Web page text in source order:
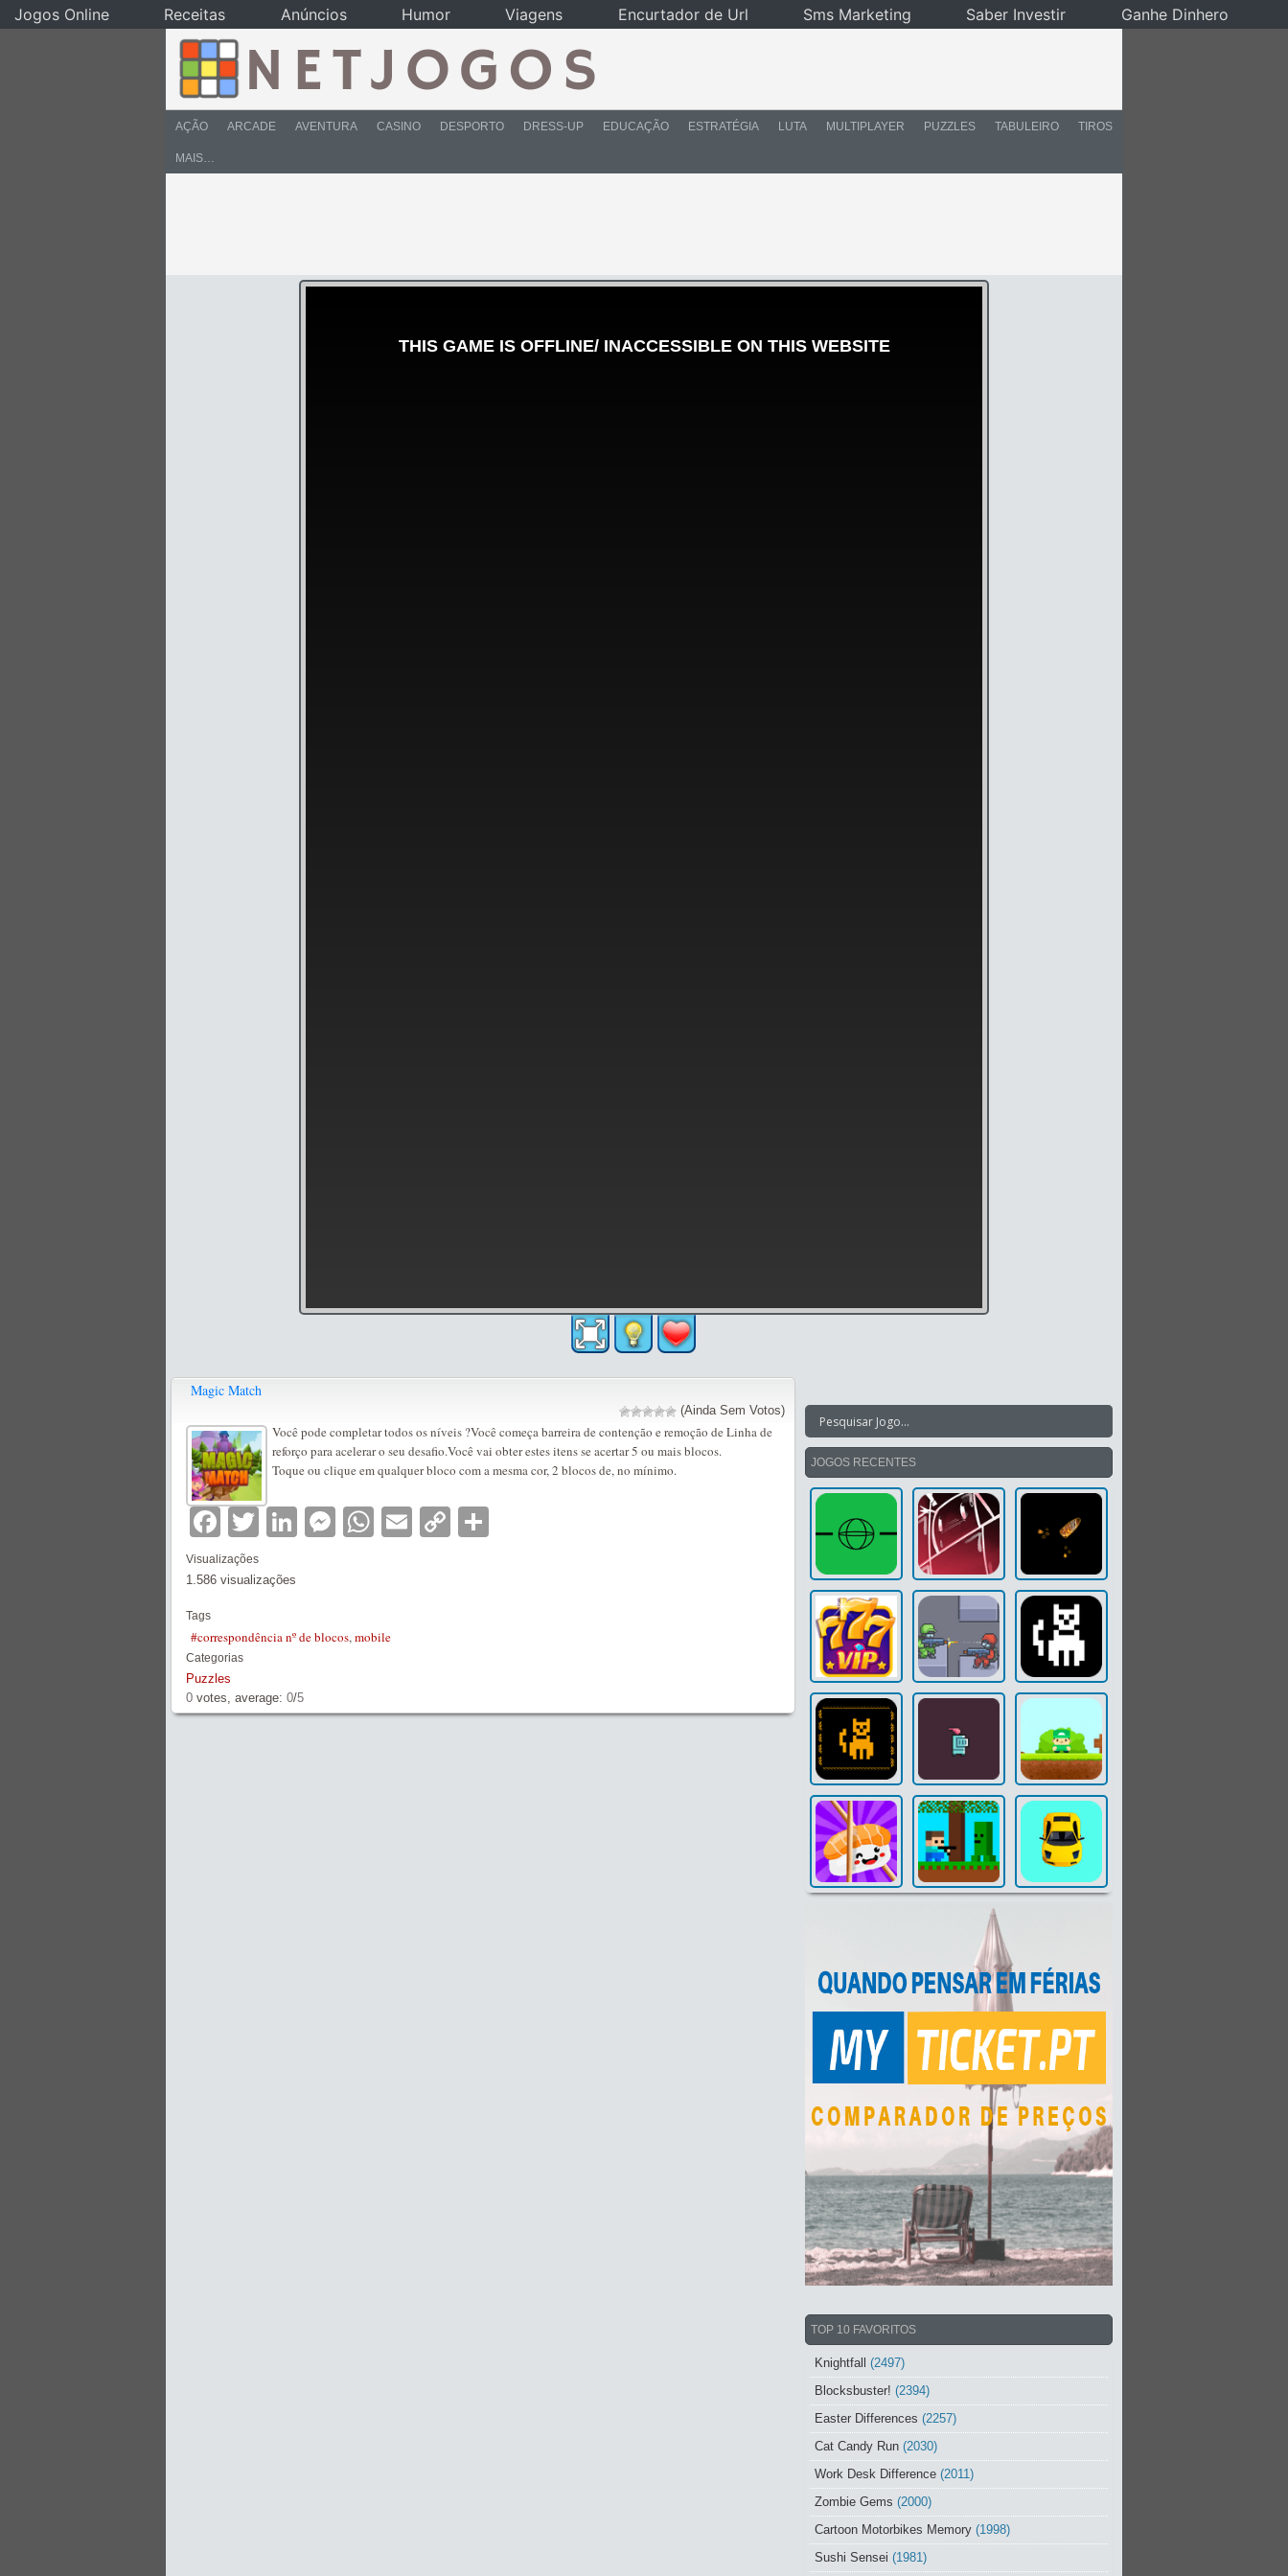
AÇÃO ARCADE AVENTURA CASINO DESPORTO DRESS-UP EDUCAÇÃO ESTRATÉGIA LUTA MULTIPLAYER PUZZLES TABULEIRO TIROS
MAIS…
Magic Match
(Ainda Sem Votos)
Você pode completar todos os níveis ?Você começa barreira de contenção e remoção de Linha de
reforço para acelerar o seu desafio.Você vai obter estes itens se acertar 5 ou mais blocos.
Toque ou clique em qualquer bloco com a mesma cor, 2 blocos de, no mínimo.
Facebook
TwitterLinkedIn
Messenger
WhatsApp
EmailCopy
Visualizações
1.586 visualizações
Tags
#correspondência nº de blocos,mobile
Categorias
Puzzles
0 votes, average: 0/5
JOGOS RECENTES
TOP 10 FAVORITOS
Knightfall (2497)
Blocksbuster! (2394)
Easter Differences (2257)
Cat Candy Run (2030)
Work Desk Difference (2011)
Zombie Gems (2000)
Cartoon Motorbikes Memory (1998)
Sushi Sensei (1981)
Jogos Online Receitas Anúncios Humor Viagens Encurtador de Url Sms Marketing Saber Investir Ganhe Dinhero